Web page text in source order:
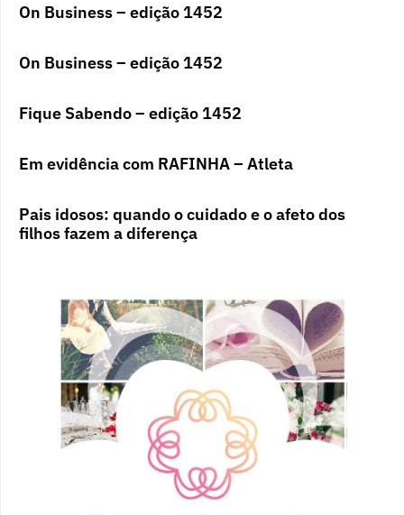
On Business – edição 1452
On Business – edição 1452
Fique Sabendo – edição 1452
Em evidência com RAFINHA – Atleta
Pais idosos: quando o cuidado e o afeto dos
filhos fazem a diferença